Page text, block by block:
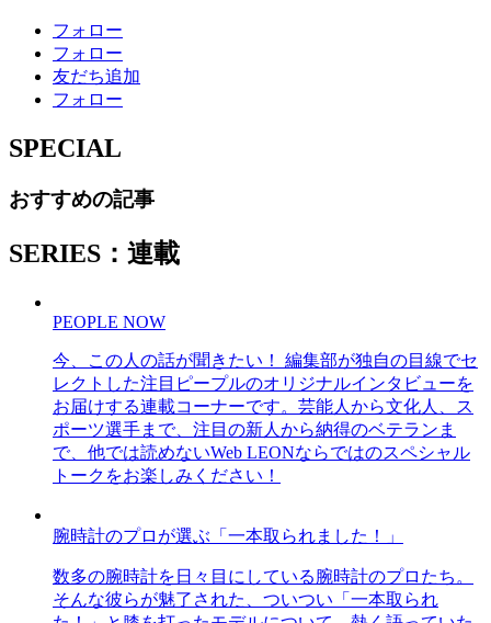
フォロー
フォロー
友だち追加
フォロー
SPECIAL
おすすめの記事
SERIES：連載
PEOPLE NOW
今、この人の話が聞きたい！ 編集部が独自の目線でセ
レクトした注目ピープルのオリジナルインタビューを
お届けする連載コーナーです。芸能人から文化人、ス
ポーツ選手まで、注目の新人から納得のベテランま
で、他では読めないWeb LEONならではのスペシャル
トークをお楽しみください！
腕時計のプロが選ぶ「一本取られました！」
数多の腕時計を日々目にしている腕時計のプロたち。
そんな彼らが魅了された、ついつい「一本取られ